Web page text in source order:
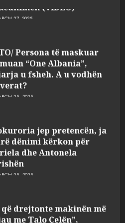
25, 2025
25, 2025
për PERSONAT që e